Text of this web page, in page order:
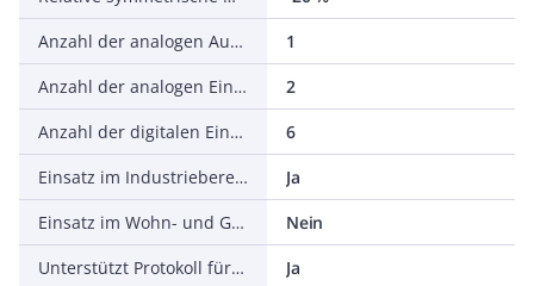
Anzahl der analogen Ausgänge
1
Anzahl der analogen Eingänge
2
Anzahl der digitalen Eingänge
6
Einsatz im Industriebereich zulässig
Ja
Einsatz im Wohn- und Gewerbebereich zulässig
Nein
Unterstützt Protokoll für TCP/IP
Ja